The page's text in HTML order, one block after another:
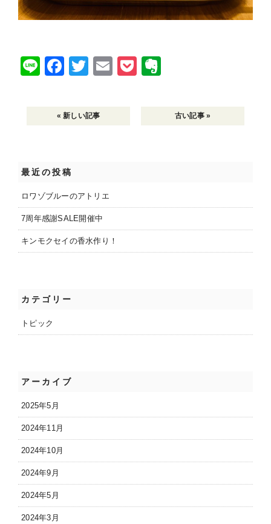
Li
F
e
o
o
k
T
er
E
P
« 新しい記事 古い記事 »
最近の投稿
ロワゾブルーのアトリエ
7周年感謝SALE開催中
キンモクセイの香水作り！
カテゴリー
トピック
アーカイブ
2025年5月
2024年11月
2024年10月
2024年9月
2024年5月
2024年3月